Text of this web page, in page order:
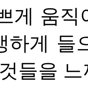
게 움
하게 들
들을